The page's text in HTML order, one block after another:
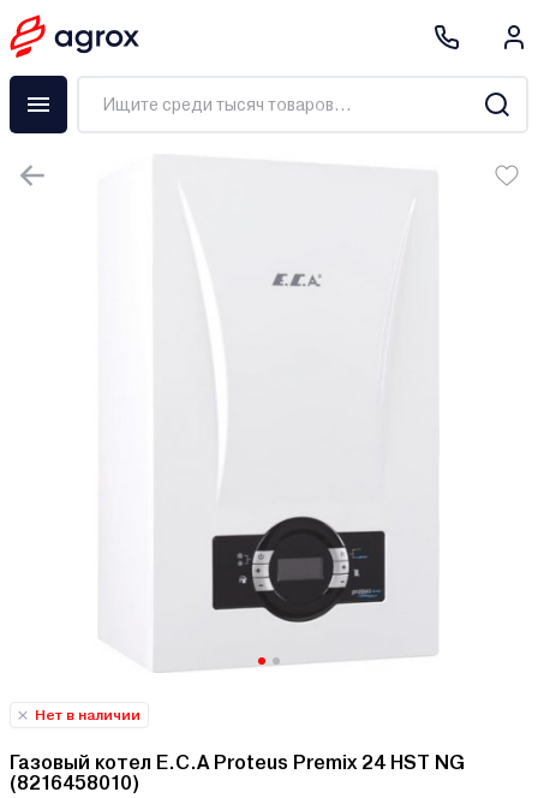
Нет в наличии
Газовый котел E.C.A Proteus Premix 24 HST NG
(8216458010)